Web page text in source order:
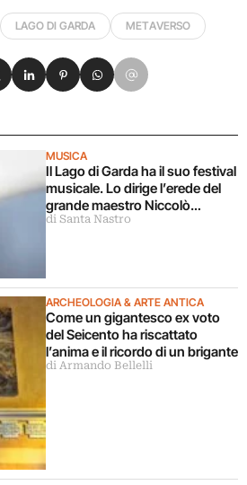
LAGO DI GARDA METAVERSO
MUSICA
Il Lago di Garda ha il suo festival
musicale. Lo dirige l’erede del
grande maestro Niccolò
Piccinni
di Santa Nastro
ARCHEOLOGIA & ARTE ANTICA
Come un gigantesco ex voto
del Seicento ha riscattato
l’anima e il ricordo di un brigante
di Armando Bellelli
su Facebook
su X
Condividi su LinkedIn
Condividi su Pinterest
Condividi su WhatsApp
Condividi su Email